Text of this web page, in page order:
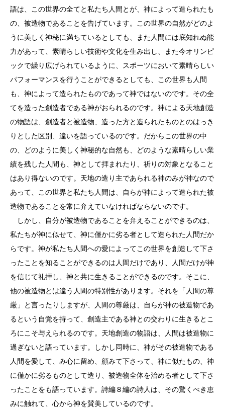
語は、この世界の全てと私たち人間とが、神によって造られたも
の、被造物であることを告げています。この世界の自然がどのよ
うに美しく神秘に満ちているとしても、また人間には底知れぬ能
力があって、素晴らしい技術や文化を生み出し、また今オリンピ
ックで繰り広げられているように、スポーツにおいて素晴らしい
パフォーマンスを行うことができるとしても、この世界も人間
も、神によって造られたものであって神ではないのです。その全
てを造った創造者である神がおられるのです。神による天地創造
の物語は、創造者と被造物、造った方と造られたものとのはっき
りとした区別、違いを語っているのです。だからこの世界の中
の、どのように美しく神秘的な自然も、どのような素晴らしい業
績を残した人間も、神として拝まれたり、祈りの対象となること
はあり得ないのです。天地の造り主であられる神のみが神なので
あって、この世界と私たち人間は、自らが神によって造られた被
造物であることを常に弁えていなければならないのです。
しかし、自分が被造物であることを弁えることができるのは、
私たちが神に似せて、神に僅かに劣る者として造られた人間だか
らです。神が私たち人間への愛によってこの世界を創造して下さ
ったことを知ることができるのは人間だけであり、人間だけが神
を信じて礼拝し、神と共に生きることができるのです。そこに、
他の被造物とは違う人間の特別性があります。それを「人間の尊
厳」と言ったりしますが、人間の尊厳は、自らが神の被造物であ
るという自覚を持って、創造主である神との交わりに生きるとこ
ろにこそ与えられるのです。天地創造の物語は、人間は被造物に
過ぎないと語っています。しかし同時に、神がその被造物である
人間を愛して、み心に留め、顧みて下さって、神に似たもの、神
に僅かに劣るものとして造り、被造物全体を治める者として下さ
ったことをも語っています。詩編８編の詩人は、その驚くべき恵
みに触れて、心から神を賛美しているのです。